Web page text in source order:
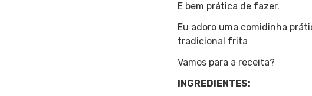
E bem prática de fazer.
Eu adoro uma comidinha
tradicional frita
Vamos para a receita?
INGREDIENTES: